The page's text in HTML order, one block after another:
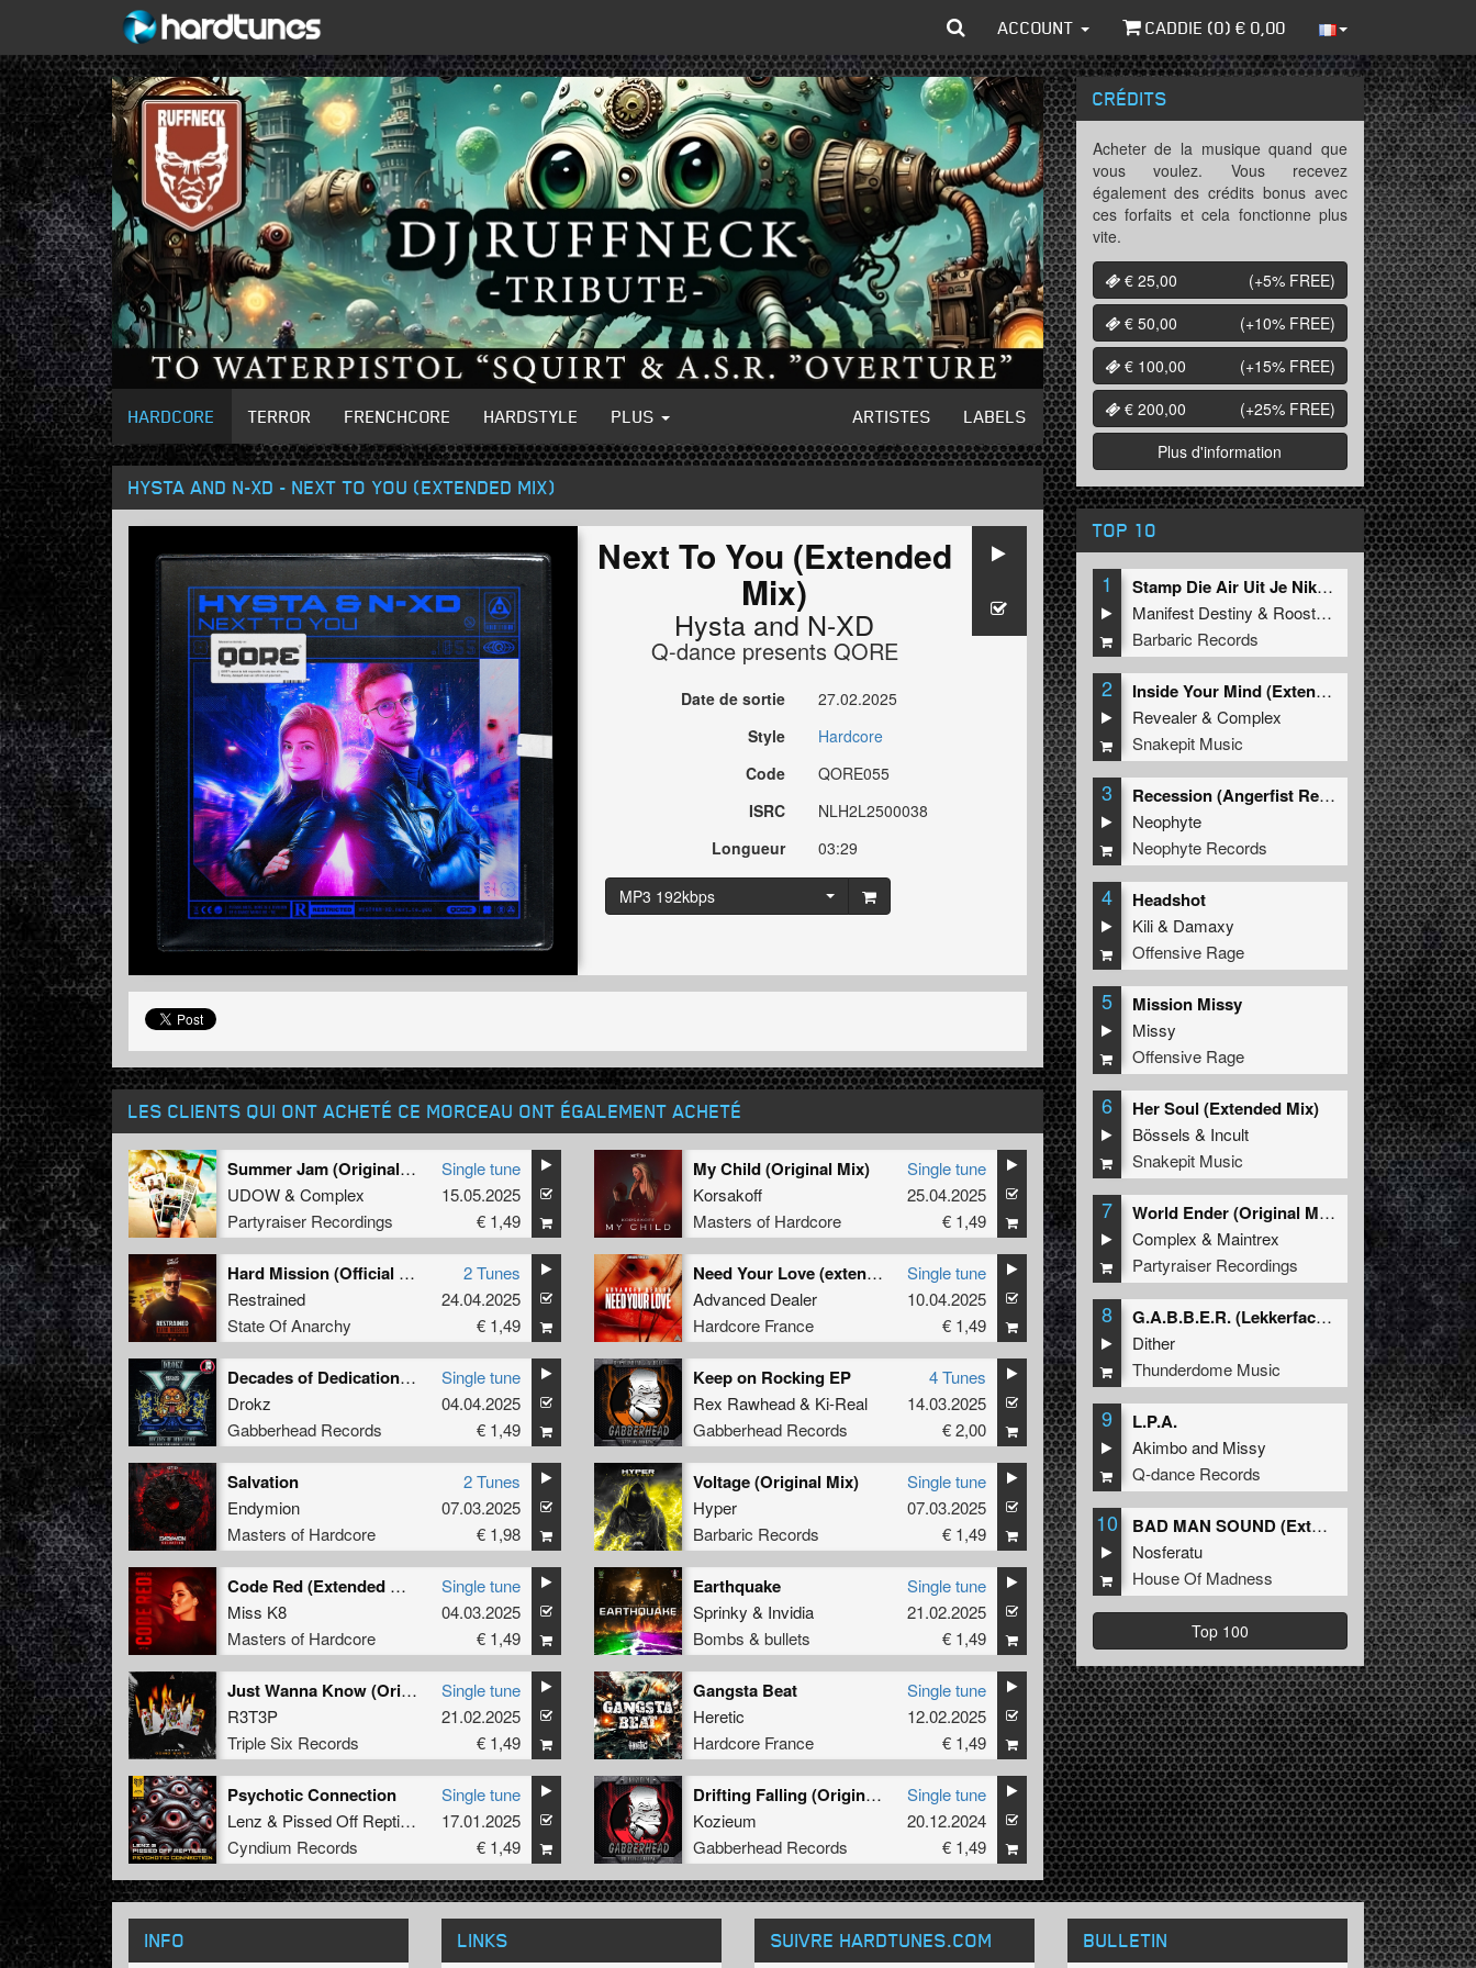
ACCOUNT CADDIE (0) € 0,00
HARDCORE TERROR FRENCHCORE HARDSTYLE PLUS ARTISTES LABELS
HYSTA AND N-XD - NEXT TO YOU (EXTENDED MIX)
Next To You (Extended
Mix)
Hysta andN-XD
Q-dance presents QORE
Date de sortie
27.02.2025
Style
Hardcore
Code
QORE055
ISRC
NLH2L2500038
Longueur
03:29
MP3 192kbps
LES CLIENTS QUI ONT ACHETÉ CE MORCEAU ONT ÉGALEMENT ACHETÉ
Summer Jam (Original Mix)
UDOW& Complex
Partyraiser Recordings
Single tune
15.05.2025
€ 1,49
My Child (Original Mix)
Korsakoff
Masters of Hardcore
Single tune
25.04.2025
€ 1,49
Hard Mission (Official 2025 Anthem)
Restrained
State Of Anarchy
2 Tunes
24.04.2025
€ 1,49
Need Your Love (extended)
Advanced Dealer
Hardcore France
Single tune
10.04.2025
€ 1,49
Decades of Dedication (15 Years of Decade Anthem)
Drokz
Gabberhead Records
Single tune
04.04.2025
€ 1,49
Keep on Rocking EP
Rex Rawhead& Ki-Real
Gabberhead Records
4 Tunes
14.03.2025
€ 2,00
Salvation
Endymion
Masters of Hardcore
2 Tunes
07.03.2025
€ 1,98
Voltage (Original Mix)
Hyper
Barbaric Records
Single tune
07.03.2025
€ 1,49
Code Red (Extended Mix)
Miss K8
Masters of Hardcore
Single tune
04.03.2025
€ 1,49
Earthquake
Sprinky & Invidia
Bombs & bullets
Single tune
21.02.2025
€ 1,49
Just Wanna Know (Original Mix)
R3T3P
Triple Six Records
Single tune
21.02.2025
€ 1,49
Gangsta Beat
Heretic
Hardcore France
Single tune
12.02.2025
€ 1,49
Psychotic Connection
Lenz & Pissed Off Reptiles
Cyndium Records
Single tune
17.01.2025
€ 1,49
Drifting Falling (Original Mix)
Kozieum
Gabberhead Records
Single tune
20.12.2024
€ 1,49
CRÉDITS
Acheter de la musique quand que
vous voulez. Vous recevez
également des crédits bonus avec
ces forfaits et cela fonctionne plus
vite.
€ 25,00
(+5% FREE)
€ 50,00
(+10% FREE)
€ 100,00
(+15% FREE)
€ 200,00
(+25% FREE)
Plus d'information
TOP 10
1
Stamp Die Air Uit Je Nikeys (Extended Mix)
Manifest Destiny & Roosterz
Barbaric Records
2
Inside Your Mind (Extended Mix)
Revealer&Complex
Snakepit Music
3
Recession (Angerfist Remix Extended)
Neophyte
Neophyte Records
4 Headshot
Kili& Damaxy
Offensive Rage
5 Mission Missy
Missy
Offensive Rage
6 Her Soul (Extended Mix)
Bössels & Incult
Snakepit Music
7
World Ender (Original Mix)
Complex & Maintrex
Partyraiser Recordings
8
G.A.B.B.E.R. (Lekkerfaces L.E.K.K.E.R. Remix)
Dither
Thunderdome Music
9 L.P.A.
Akimboand Missy
Q-dance Records
10
BAD MAN SOUND (Extended Mix)
Nosferatu
House Of Madness
Top 100
INFO LINKS SUIVRE HARDTUNES.COM BULLETIN